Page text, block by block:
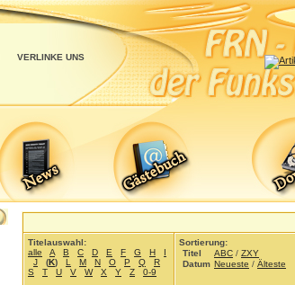
VERLINKE UNS
Titelauswahl:
alle
A B C D E F G H
I
J
(K) L M N O P Q
R
S
T U V W X Y Z 0-9
Sortierung:
Titel
ABC / ZXY
Datum Neueste / Älteste